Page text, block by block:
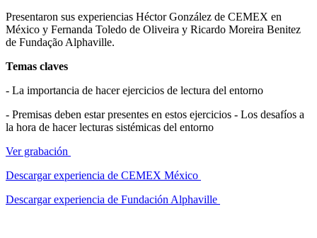
Presentaron sus experiencias Héctor González de CEMEX en
México y Fernanda Toledo de Oliveira y Ricardo Moreira Benitez
de Fundação Alphaville.
Temas claves
- La importancia de hacer ejercicios de lectura del entorno
- Premisas deben estar presentes en estos ejercicios - Los desafíos a
la hora de hacer lecturas sistémicas del entorno
Ver grabación
Descargar experiencia de CEMEX México
Descargar experiencia de Fundación Alphaville